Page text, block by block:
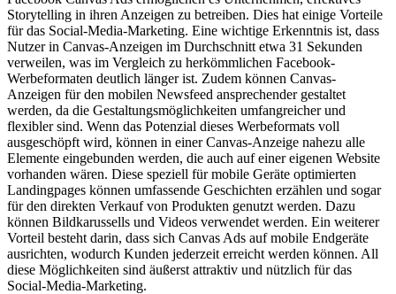
Storytelling in ihren Anzeigen zu betreiben. Dies hat einige Vorteile
für das Social-Media-Marketing. Eine wichtige Erkenntnis ist, dass
Nutzer in Canvas-Anzeigen im Durchschnitt etwa 31 Sekunden
verweilen, was im Vergleich zu herkömmlichen Facebook-
Werbeformaten deutlich länger ist. Zudem können Canvas-
Anzeigen für den mobilen Newsfeed ansprechender gestaltet
werden, da die Gestaltungsmöglichkeiten umfangreicher und
flexibler sind. Wenn das Potenzial dieses Werbeformats voll
ausgeschöpft wird, können in einer Canvas-Anzeige nahezu alle
Elemente eingebunden werden, die auch auf einer eigenen Website
vorhanden wären. Diese speziell für mobile Geräte optimierten
Landingpages können umfassende Geschichten erzählen und sogar
für den direkten Verkauf von Produkten genutzt werden. Dazu
können Bildkarussells und Videos verwendet werden. Ein weiterer
Vorteil besteht darin, dass sich Canvas Ads auf mobile Endgeräte
ausrichten, wodurch Kunden jederzeit erreicht werden können. All
diese Möglichkeiten sind äußerst attraktiv und nützlich für das
Social-Media-Marketing.